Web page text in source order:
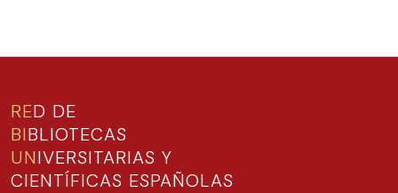
RED DE
BIBLIOTECAS
UNIVERSITARIAS Y
CIENTÍFICAS ESPAÑOLAS